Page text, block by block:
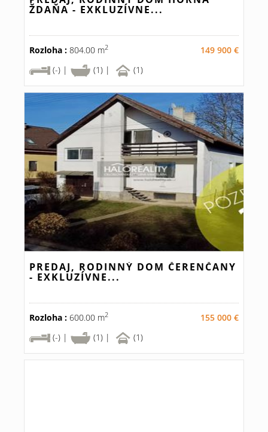
ŽDAŇA - EXKLUZÍVNE...
Rozloha : 804.00 m2
149 900 €
(-) |
(1) | (1)
PREDAJ, RODINNÝ DOM ČERENČANY
- EXKLUZÍVNE...
Rozloha : 600.00 m2
155 000 €
(-) |
(1) | (1)